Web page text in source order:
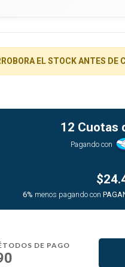
EL STOCK ANTES DE
12 Cuotas
Pagando con
6% menos pagando con
DE PAGO